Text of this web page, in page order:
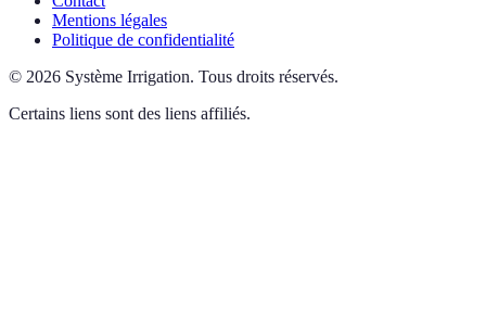
Mentions légales
Politique de confidentialité
© 2026 Système Irrigation. Tous droits réservés.
Certains liens sont des liens affiliés.